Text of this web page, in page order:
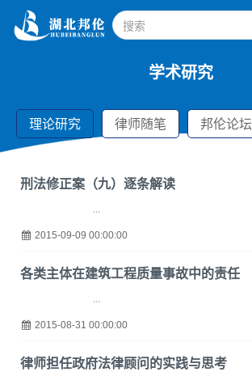
学术研究
理论研究 律师随笔 邦伦论坛
刑法修正案（九）逐条解读
...
2015-09-09 00:00:00
各类主体在建筑工程质量事故中的责任
...
2015-08-31 00:00:00
律师担任政府法律顾问的实践与思考